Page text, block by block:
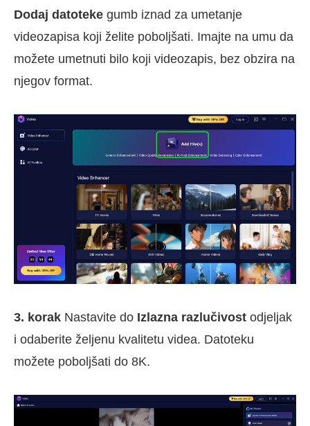
Dodaj datoteke gumb iznad za umetanje
videozapisa koji želite poboljšati. Imajte na umu da
možete umetnuti bilo koji videozapis, bez obzira na
njegov format.
3. korak Nastavite do Izlazna razlučivost odjeljak
i odaberite željenu kvalitetu videa. Datoteku
možete poboljšati do 8K.